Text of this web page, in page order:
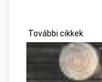
További cikkek